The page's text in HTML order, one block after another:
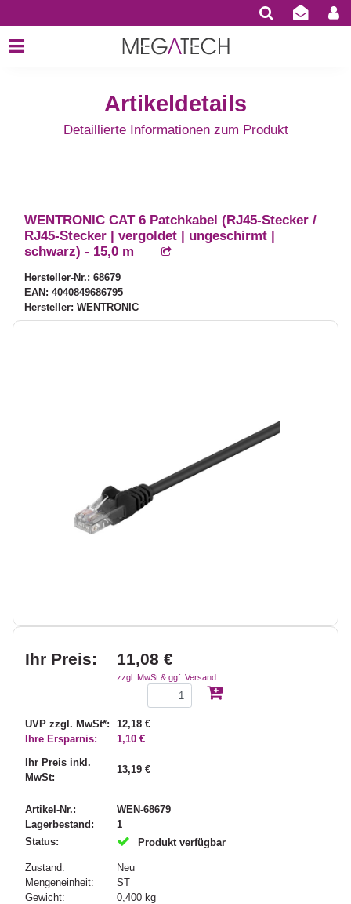
Artikeldetails
Detaillierte Informationen zum Produkt
WENTRONIC CAT 6 Patchkabel (RJ45-Stecker /
RJ45-Stecker | vergoldet | ungeschirmt |
schwarz) - 15,0 m
Hersteller-Nr.: 68679
EAN: 4040849686795
Hersteller: WENTRONIC
Ihr Preis: 11,08 €
zzgl. MwSt & ggf. Versand
UVP zzgl. MwSt*:
12,18 €
Ihre Ersparnis:
1,10 €
Ihr Preis inkl.
MwSt:
13,19 €
Artikel-Nr.:
WEN-68679
Lagerbestand:
1
Status:
Produkt verfügbar
Zustand:
Neu
Mengeneinheit:
ST
Gewicht:
0,400 kg